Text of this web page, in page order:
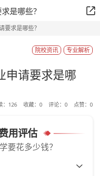
是哪些？
要求是哪些？
专业解析
院校资讯
申请要求是哪
126 收藏： 0 评论： 0 点赞： 0
用评估
要花多少钱？